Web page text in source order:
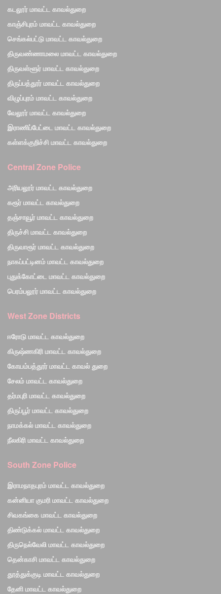
கடலூர் மாவட்ட காவல்துறை
காஞ்சிபுரம் மாவட்ட காவல்துறை
செங்கல்பட்டு மாவட்ட காவல்துறை
திருவண்ணாமலை மாவட்ட காவல்துறை
திருவள்ளூர் மாவட்ட காவல்துறை
திருப்பத்தூர் மாவட்ட காவல்துறை
விழுப்புரம் மாவட்ட காவல்துறை
வேலூர் மாவட்ட காவல்துறை
இராணிப்பேட்டை மாவட்ட காவல்துறை
கள்ளக்குறிச்சி மாவட்ட காவல்துறை
Central Zone Police
அரியலூர் மாவட்ட காவல்துறை
கரூர் மாவட்ட காவல்துறை
தஞ்சாவூர் மாவட்ட காவல்துறை
திருச்சி மாவட்ட காவல்துறை
திருவாரூர் மாவட்ட காவல்துறை
நாகப்பட்டினம் மாவட்ட காவல்துறை
புதுக்கோட்டை மாவட்ட காவல்துறை
பெரம்பலூர் மாவட்ட காவல்துறை
West Zone Districts
ஈரோடு மாவட்ட காவல்துறை
கிருஷ்ணகிரி மாவட்ட காவல்துறை
கோயம்பத்தூர் மாவட்ட காவல் துறை
சேலம் மாவட்ட காவல்துறை
தர்மபுரி மாவட்ட காவல்துறை
திருப்பூர் மாவட்ட காவல்துறை
நாமக்கல் மாவட்ட காவல்துறை
நீலகிரி மாவட்ட காவல்துறை
South Zone Police
இராமநாதபுரம் மாவட்ட காவல்துறை
கன்னியா குமரி மாவட்ட காவல்துறை
சிவகங்கை மாவட்ட காவல்துறை
திண்டுக்கல் மாவட்ட காவல்துறை
திருநெல்வேலி மாவட்ட காவல்துறை
தென்காசி மாவட்ட காவல்துறை
தூத்துக்குடி மாவட்ட காவல்துறை
தேனி மாவட்ட காவல்துறை